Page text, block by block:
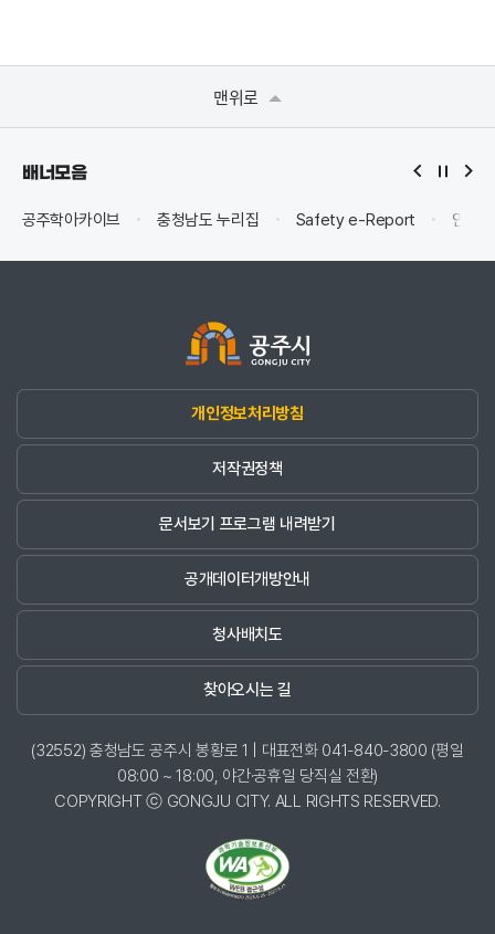
맨위로
배너모음
공주학아카이브 충청남도 누리집 Safety e-Report 안전
개인정보처리방침
저작권정책
문서보기 프로그램 내려받기
공개데이터개방안내
청사배치도
찾아오시는 길
(32552) 충청남도 공주시 봉황로 1 | 대표전화 041-840-3800 (평일
08:00 ~ 18:00, 야간·공휴일 당직실 전환)
COPYRIGHT ⓒ GONGJU CITY. ALL RIGHTS RESERVED.